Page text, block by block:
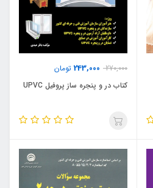
270,000
243,000 تومان
کتاب در و پنجره ساز پروفیل UPVC